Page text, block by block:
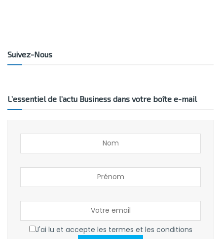
Suivez-Nous
L’essentiel de l’actu Business dans votre boîte e-mail
J'ai lu et accepte les termes et les conditions